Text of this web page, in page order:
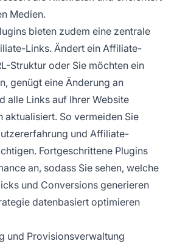
Medien.
bieten zudem eine zentrale
Links. Ändert ein Affiliate-
Struktur oder Sie möchten ein
genügt eine Änderung an
alle Links auf Ihrer Website
aktualisiert. So vermeiden Sie
und Affiliate-
Fortgeschrittene Plugins
an, sodass Sie sehen, welche
und Conversions generieren
datenbasiert optimieren
und Provisionsverwaltung